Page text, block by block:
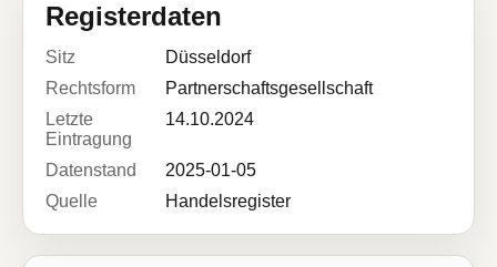
Registerdaten
Sitz
Düsseldorf
Rechtsform
Partnerschaftsgesellschaft
Letzte
Eintragung
14.10.2024
Datenstand
2025-01-05
Quelle
Handelsregister